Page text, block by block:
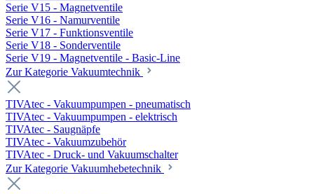
Serie V15 - Magnetventile
Serie V16 - Namurventile
Serie V17 - Funktionsventile
Serie V18 - Sonderventile
Serie V19 - Magnetventile - Basic-Line
Zur Kategorie Vakuumtechnik
TIVAtec - Vakuumpumpen - pneumatisch
TIVAtec - Vakuumpumpen - elektrisch
TIVAtec - Saugnäpfe
TIVAtec - Vakuumzubehör
TIVAtec - Druck- und Vakuumschalter
Zur Kategorie Vakuumhebetechnik